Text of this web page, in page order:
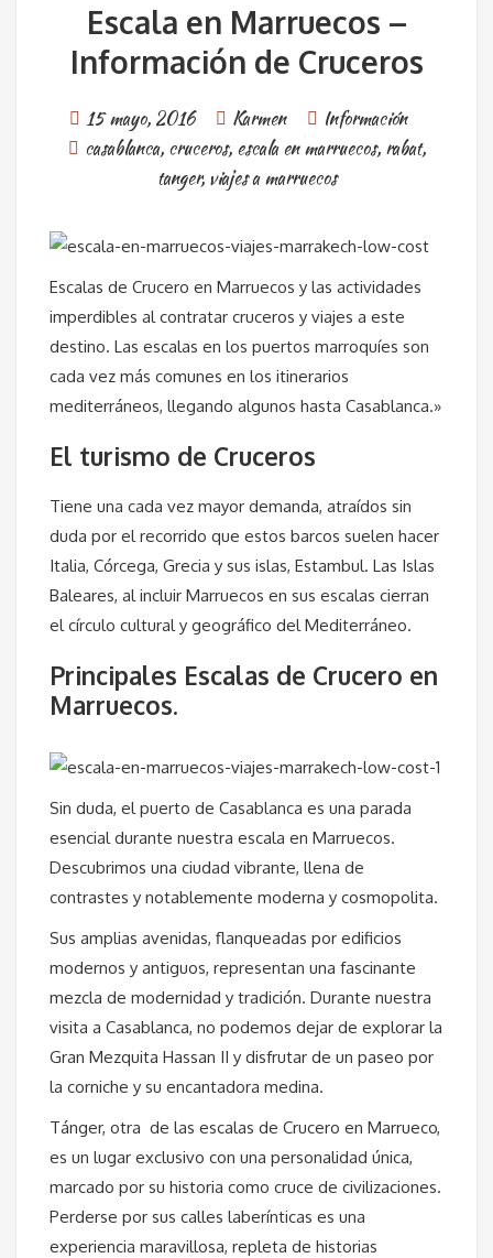
Escala en Marruecos –
Información de Cruceros
15 mayo, 2016 Karmen
Información
casablanca, cruceros, escala en marruecos, rabat,
tanger, viajes a marruecos
Escalas de Crucero en Marruecos y las actividades
imperdibles al contratar cruceros y viajes a este
destino. Las escalas en los puertos marroquíes son
cada vez más comunes en los itinerarios
mediterráneos, llegando algunos hasta Casablanca.»
El turismo de Cruceros
Tiene una cada vez mayor demanda, atraídos sin
duda por el recorrido que estos barcos suelen hacer
Italia, Córcega, Grecia y sus islas, Estambul. Las Islas
Baleares, al incluir Marruecos en sus escalas cierran
el círculo cultural y geográfico del Mediterráneo.
Principales Escalas de Crucero en
Marruecos.
Sin duda, el puerto de Casablanca es una parada
esencial durante nuestra escala en Marruecos.
Descubrimos una ciudad vibrante, llena de
contrastes y notablemente moderna y cosmopolita.
Sus amplias avenidas, flanqueadas por edificios
modernos y antiguos, representan una fascinante
mezcla de modernidad y tradición. Durante nuestra
visita a Casablanca, no podemos dejar de explorar la
Gran Mezquita Hassan II y disfrutar de un paseo por
la corniche y su encantadora medina.
Tánger, otra de las escalas de Crucero en Marrueco,
es un lugar exclusivo con una personalidad única,
marcado por su historia como cruce de civilizaciones.
Perderse por sus calles laberínticas es una
experiencia maravillosa, repleta de historias